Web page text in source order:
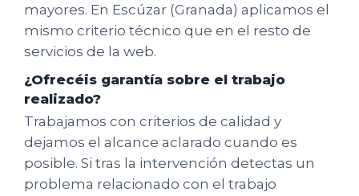
mayores. En Escúzar (Granada) aplicamos el
mismo criterio técnico que en el resto de
servicios de la web.
¿Ofrecéis garantía sobre el trabajo
realizado?
Trabajamos con criterios de calidad y
dejamos el alcance aclarado cuando es
posible. Si tras la intervención detectas un
problema relacionado con el trabajo